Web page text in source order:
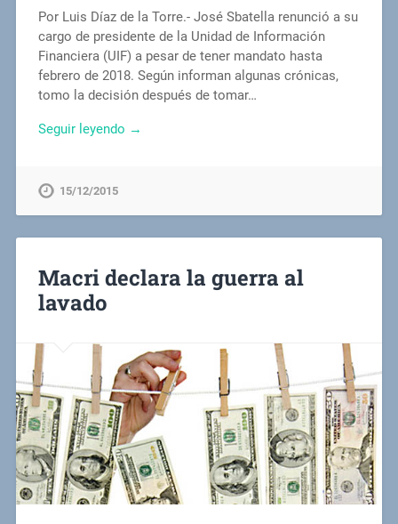
Por Luis Díaz de la Torre.- José Sbatella renunció a su
cargo de presidente de la Unidad de Información
Financiera (UIF) a pesar de tener mandato hasta
febrero de 2018. Según informan algunas crónicas,
tomo la decisión después de tomar…
Seguir leyendo →
15/12/2015
Macri declara la guerra al
lavado